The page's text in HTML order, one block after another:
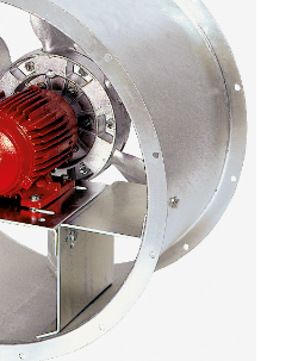
and electrical
and need